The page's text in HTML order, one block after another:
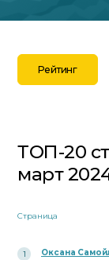
Рейтинг
ТОП-20
март
Страница
1 Оксана